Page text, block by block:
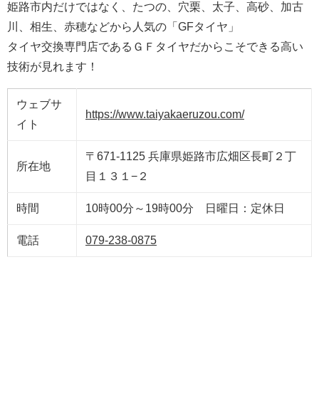
姫路市内だけではなく、たつの、穴栗、太子、高砂、加古
川、相生、赤穂などから人気の「GFタイヤ」
​タイヤ交換専門店であるＧＦタイヤだからこそできる高い
技術が見れます！
ウェブサ
イト
https://www.taiyakaeruzou.com/
所在地
〒671-1125 兵庫県姫路市広畑区長町２丁
目１３１−２
時間 10時00分～19時00分 日曜日：定休日
電話 079-238-0875